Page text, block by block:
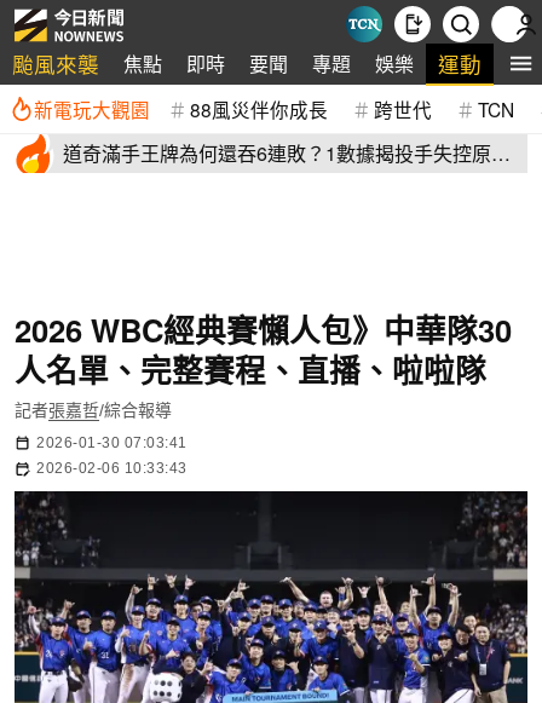
颱風來襲 焦點 即時 要聞 專題 娛樂 運動 全
新電玩大觀園 88風災伴你成長 跨世代 TCN
道奇滿手王牌為何還吞6連敗？1數據揭投手失控原
2026 WBC經典賽懶人包》中華隊30
人名單、完整賽程、直播、啦啦隊
記者張嘉哲/綜合報導
2026-01-30 07:03:41
2026-02-06 10:33:43